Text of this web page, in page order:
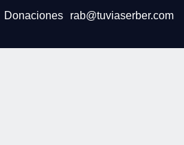
Donaciones rab@tuviaserber.com